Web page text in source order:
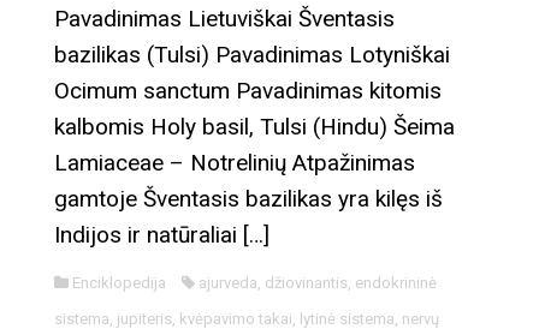
Pavadinimas Lietuviškai Šventasis
bazilikas (Tulsi) Pavadinimas Lotyniškai
Ocimum sanctum Pavadinimas kitomis
kalbomis Holy basil, Tulsi (Hindu) Šeima
Lamiaceae – Notrelinių Atpažinimas
gamtoje Šventasis bazilikas yra kilęs iš
Indijos ir natūraliai […]
Enciklopedija ajurveda, džiovinantis, endokrininė
sistema, jupiteris, kvėpavimo takai, lytinė sistema, nervų